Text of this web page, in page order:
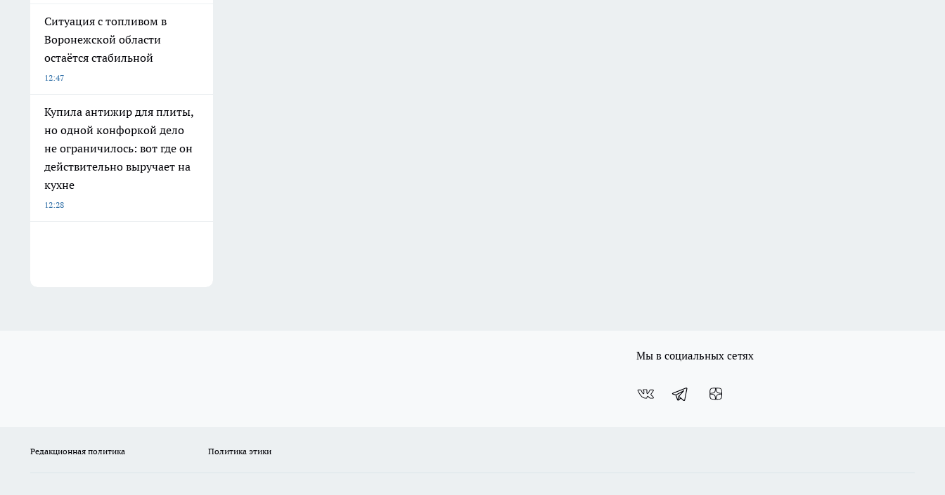
Ситуация с топливом в
Воронежской области
остаётся стабильной
12:47
Купила антижир для плиты,
но одной конфоркой дело
не ограничилось: вот где он
действительно выручает на
кухне
12:28
Мы в социальных сетях
Редакционная политика Политика этики